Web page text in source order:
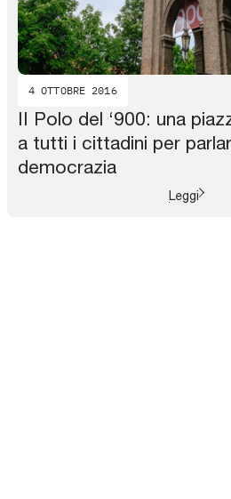
4 OTTOBRE 2016
II Polo del ‘900: una
a tutti i cittadini per
democrazia
Leggi